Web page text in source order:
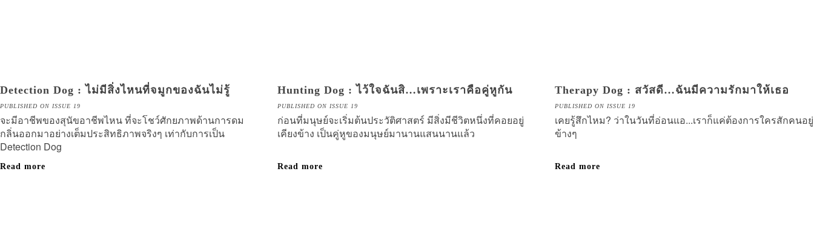
Detection Dog : ไม่มีสิ่งไหนที่จมูกของฉันไม่รู้
PUBLISHED ON ISSUE 19
จะมีอาชีพของสุนัขอาชีพไหน ที่จะโชว์ศักยภาพด้านการดม
กลิ่นออกมาอย่างเต็มประสิทธิภาพจริงๆ เท่ากับการเป็น
Detection Dog
Read more
Hunting Dog : ไว้ใจฉันสิ…เพราะเราคือคู่หูกัน
PUBLISHED ON ISSUE 19
ก่อนที่มนุษย์จะเริ่มต้นประวัติศาสตร์ มีสิ่งมีชีวิตหนึ่งที่คอยอยู่
เคียงข้าง เป็นคู่หูของมนุษย์มานานแสนนานแล้ว
Read more
Therapy Dog : สวัสดี…ฉันมีความรักมาให้เธอ
PUBLISHED ON ISSUE 19
เคยรู้สึกไหม? ว่าในวันที่อ่อนแอ...เราก็แค่ต้องการใครสักคนอยู่
ข้างๆ
Read more